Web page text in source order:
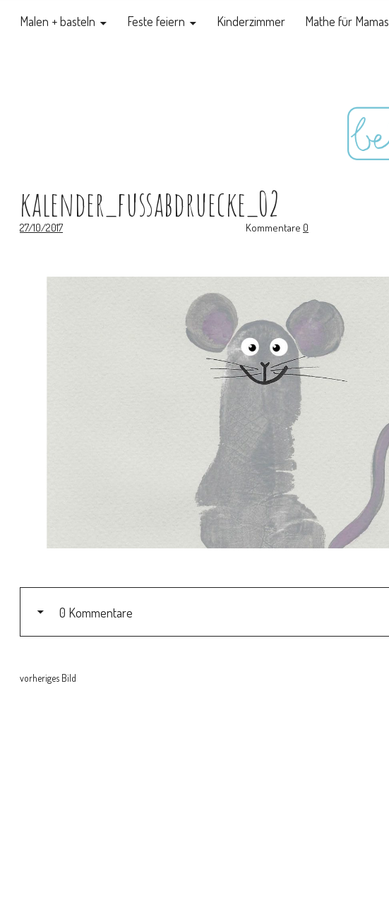
Malen + basteln Feste feiern Kinderzimmer Mathe für Mamas
kalender_fussabdruecke_02
27/10/2017 Kommentare 0
0 Kommentare
vorheriges Bild